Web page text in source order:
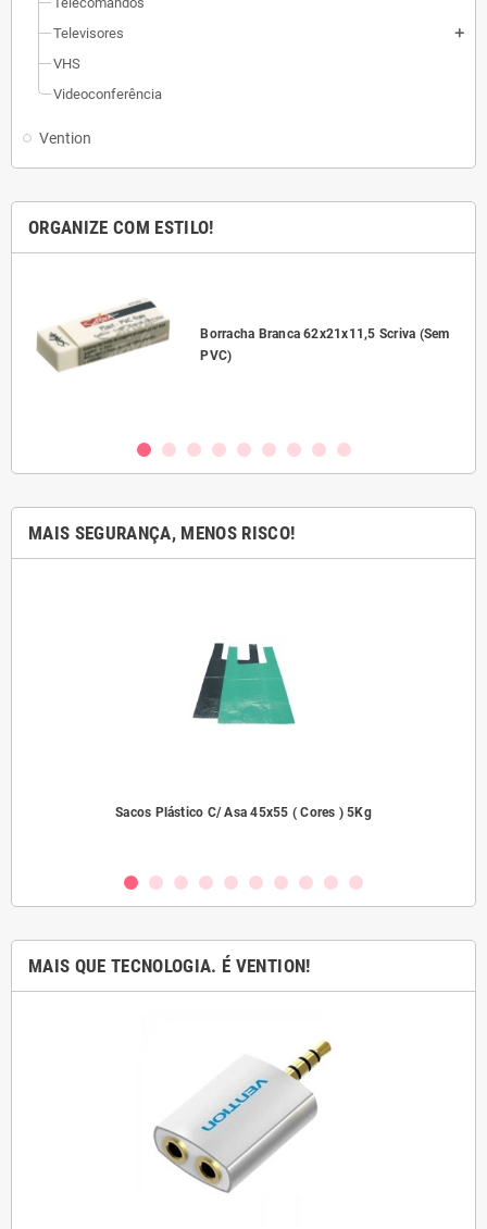
Televisores
add
VHS
Videoconferência
Vention
ORGANIZE COM ESTILO!
Borracha Branca 62x21x11,5 Scriva (Sem
PVC)
MAIS SEGURANÇA, MENOS RISCO!
Sacos Plástico C/ Asa 45x55 ( Cores ) 5Kg
MAIS QUE TECNOLOGIA. É VENTION!